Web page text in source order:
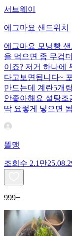
서브웨이
에그마요 샌드위치
에그마요 모닝빵
을 먹으면 좀 무겁
이죠? 저거 하나에
다고보면됩니다~
만드는데 계란5개
안좋아해요 설탕조
딱 요렇게 넣으면
똘맹
조회수 2.1만
999+